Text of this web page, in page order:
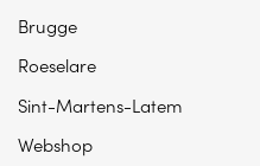
Brugge
Roeselare
Sint-Martens-Latem
Webshop